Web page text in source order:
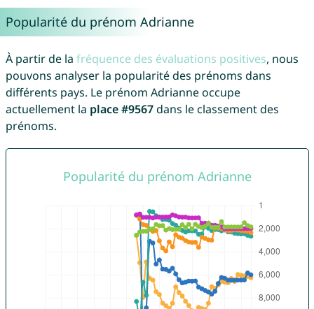
Popularité du prénom Adrianne
À partir de la fréquence des évaluations positives, nous
pouvons analyser la popularité des prénoms dans
différents pays. Le prénom Adrianne occupe
actuellement la place #9567dans le classement des
prénoms.